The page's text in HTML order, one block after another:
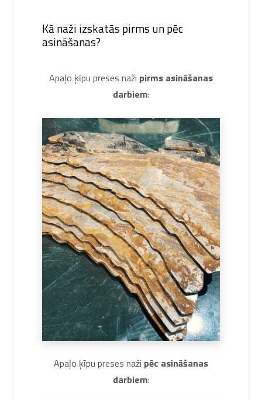
Kā naži izskatās pirms un pēc
asināšanas?
Apaļo ķīpu preses naži pirms asināšanas
darbiem:
Apaļo ķīpu preses naži pēc asināšanas
darbiem: